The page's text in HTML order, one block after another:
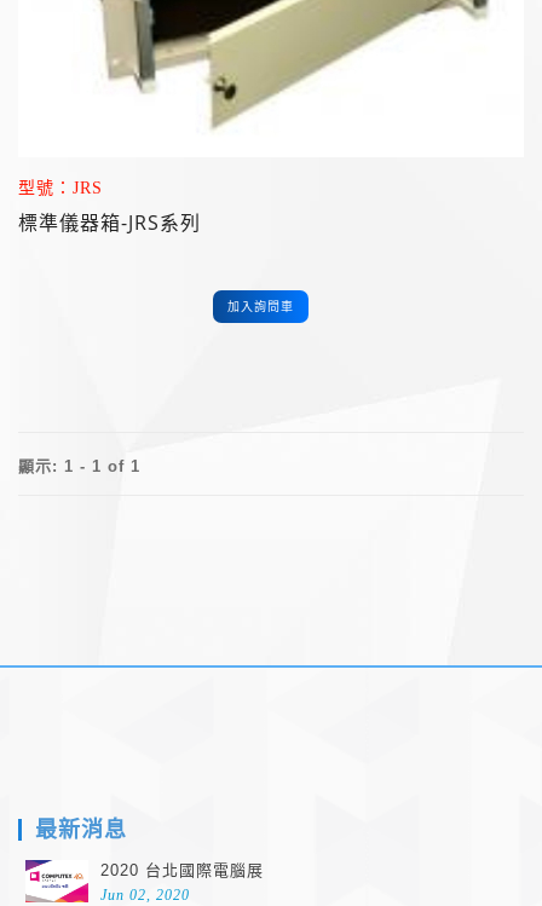
型號：JRS
標準儀器箱-JRS系列
加入詢問車
顯示: 1 - 1 of 1
最新消息
2020 台北國際電腦展
Jun 02, 2020